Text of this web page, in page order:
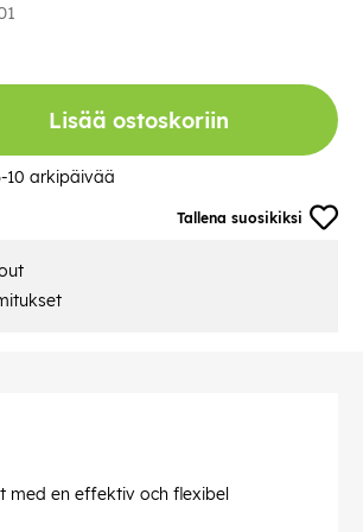
Tallena suosikiksi
Lisää ostoskoriin
10 arkipäivää
med en effektiv och flexibel